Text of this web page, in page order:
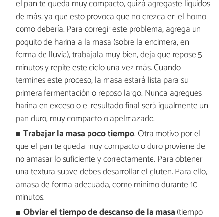
el pan te queda muy compacto, quizá agregaste líquidos
de más, ya que esto provoca que no crezca en el horno
como debería. Para corregir este problema, agrega un
poquito de harina a la masa (sobre la encimera, en
forma de lluvia), trabájala muy bien, deja que repose 5
minutos y repite este ciclo una vez más. Cuando
termines este proceso, la masa estará lista para su
primera fermentación o reposo largo. Nunca agregues
harina en exceso o el resultado final será igualmente un
pan duro, muy compacto o apelmazado.
Trabajar la masa poco tiempo. Otra motivo por el
que el pan te queda muy compacto o duro proviene de
no amasar lo suficiente y correctamente. Para obtener
una textura suave debes desarrollar el gluten. Para ello,
amasa de forma adecuada, como mínimo durante 10
minutos.
Obviar el tiempo de descanso de la masa (tiempo